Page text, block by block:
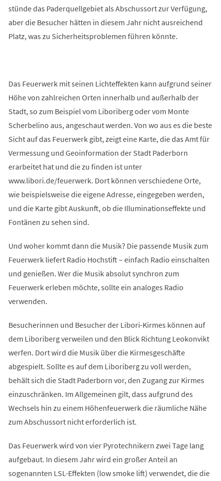
stünde das Paderquellgebiet als Abschussort zur Verfügung,
aber die Besucher hätten in diesem Jahr nicht ausreichend
Platz, was zu Sicherheitsproblemen führen könnte.
Das Feuerwerk mit seinen Lichteffekten kann aufgrund seiner
Höhe von zahlreichen Orten innerhalb und außerhalb der
Stadt, so zum Beispiel vom Liboriberg oder vom Monte
Scherbelino aus, angeschaut werden. Von wo aus es die beste
Sicht auf das Feuerwerk gibt, zeigt eine Karte, die das Amt für
Vermessung und Geoinformation der Stadt Paderborn
erarbeitet hat und die zu finden ist unter
www.libori.de/feuerwerk. Dort können verschiedene Orte,
wie beispielsweise die eigene Adresse, eingegeben werden,
und die Karte gibt Auskunft, ob die Illuminationseffekte und
Fontänen zu sehen sind.
Und woher kommt dann die Musik? Die passende Musik zum
Feuerwerk liefert Radio Hochstift – einfach Radio einschalten
und genießen. Wer die Musik absolut synchron zum
Feuerwerk erleben möchte, sollte ein analoges Radio
verwenden.
Besucherinnen und Besucher der Libori-Kirmes können auf
dem Liboriberg verweilen und den Blick Richtung Leokonvikt
werfen. Dort wird die Musik über die Kirmesgeschäfte
abgespielt. Sollte es auf dem Liboriberg zu voll werden,
behält sich die Stadt Paderborn vor, den Zugang zur Kirmes
einzuschränken. Im Allgemeinen gilt, dass aufgrund des
Wechsels hin zu einem Höhenfeuerwerk die räumliche Nähe
zum Abschussort nicht erforderlich ist.
Das Feuerwerk wird von vier Pyrotechnikern zwei Tage lang
aufgebaut. In diesem Jahr wird ein großer Anteil an
sogenannten LSL-Effekten (low smoke lift) verwendet, die die